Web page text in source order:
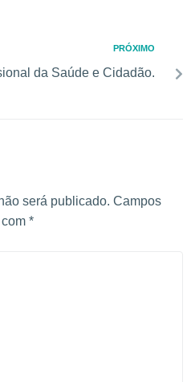
PRÓXIMO
da Saúde e Cidadão.
será publicado. Campos
*